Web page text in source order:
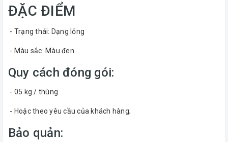
ĐẶC ĐIỂM
- Trạng thái: Dạng lỏng
- Màu sắc: Màu đen
Quy cách đóng gói:
- 05 kg / thùng
- Hoặc theo yêu cầu của khách hàng;
Bảo quản: